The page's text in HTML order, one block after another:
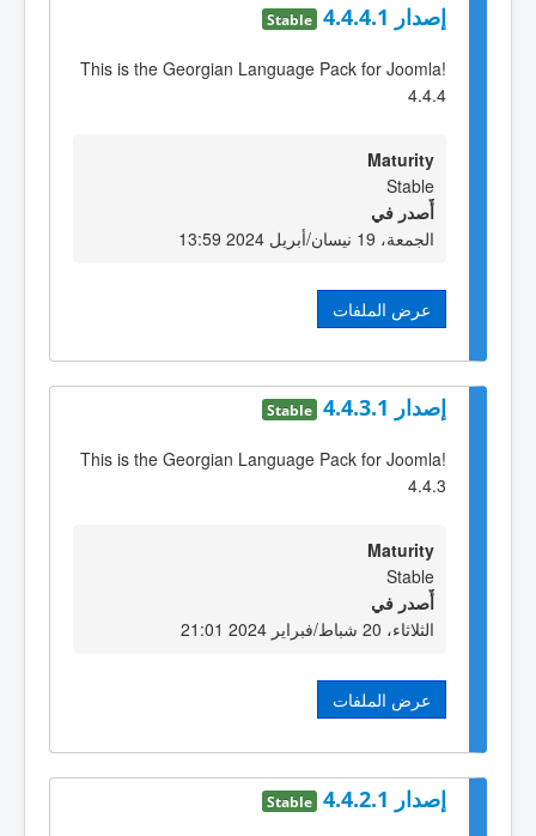
إصدار 4.4.4.1 Stable
This is the Georgian Language Pack for Joomla!
4.4.4
Maturity
Stable
أٌصدر في
الجمعة، 19 نيسان/أبريل 2024 13:59
عرض الملفات
إصدار 4.4.3.1 Stable
This is the Georgian Language Pack for Joomla!
4.4.3
Maturity
Stable
أٌصدر في
الثلاثاء، 20 شباط/فبراير 2024 21:01
عرض الملفات
إصدار 4.4.2.1 Stable